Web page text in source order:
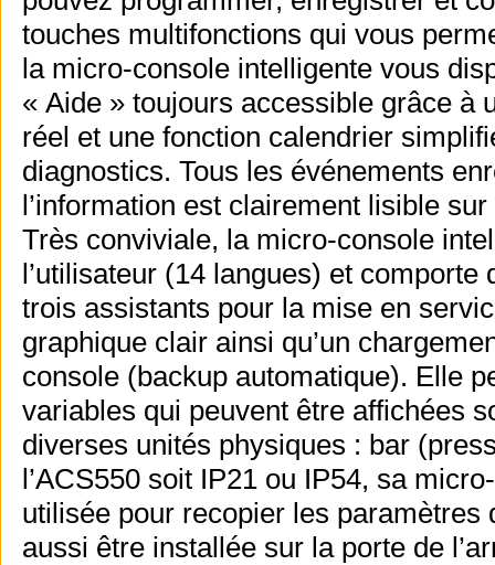
touches multifonctions qui vous
la micro-console intelligente vous
« Aide » toujours accessible grâce à
réel et une fonction calendrier
diagnostics. Tous les événements
l’information est clairement lisible
Très conviviale, la micro-console
l’utilisateur (14 langues) et
trois assistants pour la mise en
graphique clair ainsi qu’un
console (backup automatique). Elle
variables qui peuvent être affichées
diverses unités physiques : bar
l’ACS550 soit IP21 ou IP54, sa
utilisée pour recopier les paramètres
aussi être installée sur la porte de